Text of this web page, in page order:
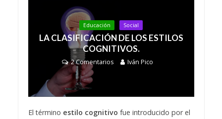
Educación Social
LA CLASIFICACIÓN DE LOS ESTILOS
COGNITIVOS.
2 Comentarios Iván Pico
El término estilo cognitivo fue introducido por el